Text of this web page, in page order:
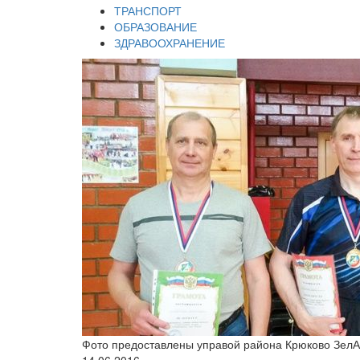
ТРАНСПОРТ
ОБРАЗОВАНИЕ
ЗДРАВООХРАНЕНИЕ
Фото предоставлены управой района Крюково